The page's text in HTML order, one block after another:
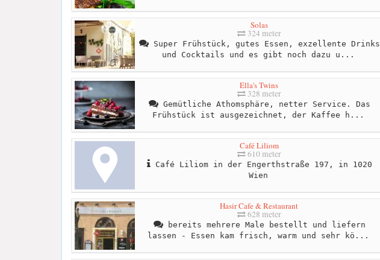
Solas
324 meter
Super Frühstück, gutes Essen, exzellente Drinks
und Cocktails und es gibt noch dazu u...
Ella's Twins
328 meter
Gemütliche Athomsphäre, netter Service. Das
Frühstück ist ausgezeichnet, der Kaffee h...
Café Liliom
610 meter
Café Liliom in der Engerthstraße 197, in 1020
Wien
Hasir Cafe & Restaurant
628 meter
bereits mehrere Male bestellt und liefern
lassen - Essen kam frisch, warm und sehr kö...